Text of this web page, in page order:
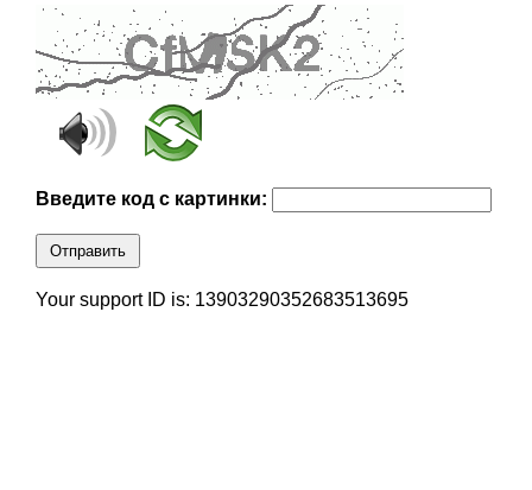
Введите код с картинки:
Отправить
Your support ID is: 13903290352683513695